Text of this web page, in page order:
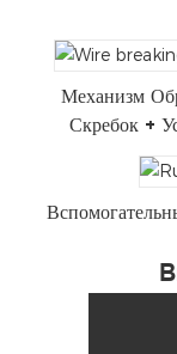
Механизм
Скребок +